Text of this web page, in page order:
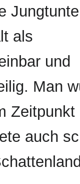
als
und
Man
auch